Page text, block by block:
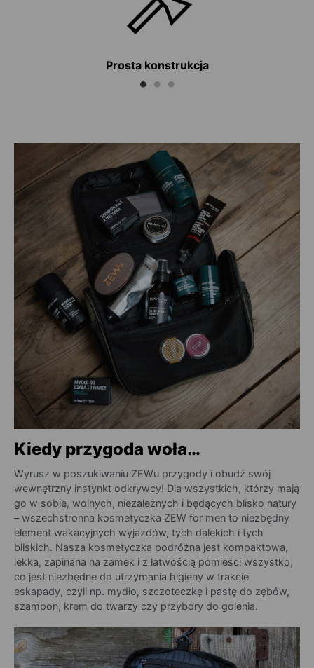
Prosta konstrukcja
Kiedy przygoda woła…
Wyrusz w poszukiwaniu ZEWu przygody i obudź swój
wewnętrzny instynkt odkrywcy! Dla wszystkich, którzy mają
go w sobie, wolnych, niezależnych i będących blisko natury
– wszechstronna kosmetyczka ZEW for men to niezbędny
element wakacyjnych wyjazdów, tych dalekich i tych
bliskich. Nasza kosmetyczka podróżna jest kompaktowa,
lekka, zapinana na zamek i z łatwością pomieści wszystko,
co jest niezbędne do utrzymania higieny w trakcie
eskapady, czyli np. mydło, szczoteczkę i pastę do zębów,
szampon, krem do twarzy czy przybory do golenia.